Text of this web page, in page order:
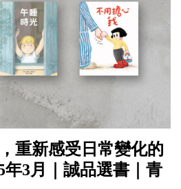
重新感受日常變化的
3月｜誠品選書｜青